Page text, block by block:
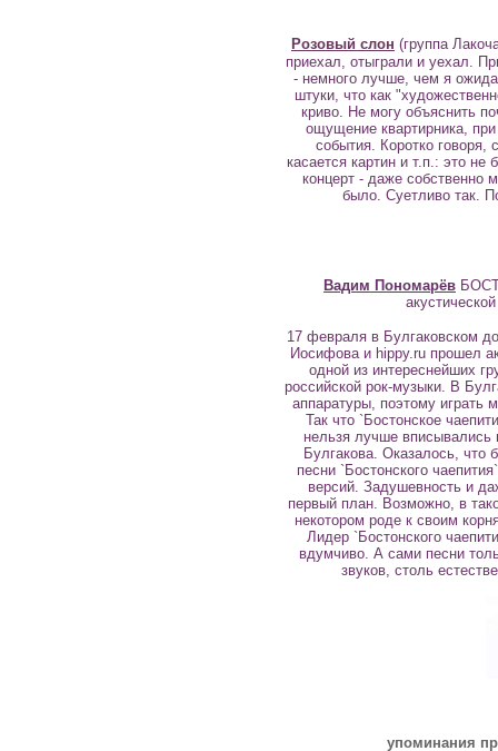
Розовый слон (группа
приехал, отыграли и уехал.
- немного лучше, чем я
штуки, что как
криво. Не могу объяснить
ощущение квартирника,
события. Коротко говоря,
касается картин и т.п.: это
концерт - даже собственно
было. Суетливо так.
Вадим Пономарёв
17 февраля в Булгаковском
Иосифова и hippy.ru прошел
одной из интереснейших
российской рок-музыки. В
аппаратуры, поэтому играть
Так что `Бостонское
нельзя лучше вписывались
Булгакова. Оказалось, что
песни `Бостонского
версий. Задушевность и
первый план. Возможно, в
некотором роде к своим
Лидер `Бостонского
вдумчиво. А сами песни
звуков, столь
упоминания